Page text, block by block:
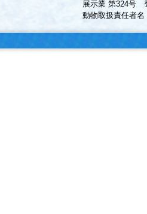
展示業 第324号
動物取扱責任者